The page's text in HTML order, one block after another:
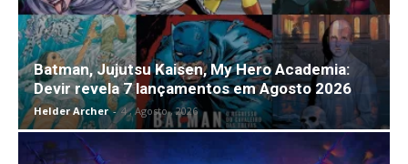
Batman, Jujutsu Kaisen, My Hero Academia:
Devir revela 7 lançamentos em Agosto 2026
Helder Archer - 4 , Agosto , 2026